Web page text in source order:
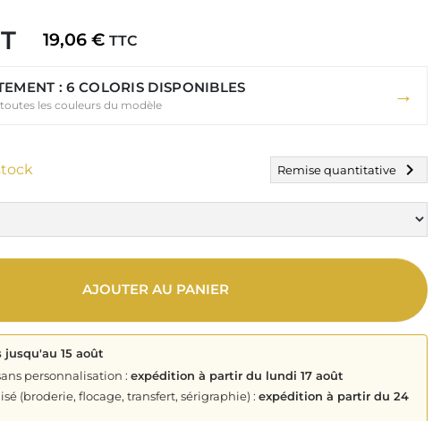
19,06 € TTC
: 6 COLORIS DISPONIBLES
les couleurs du modèle →
Remise quantitative chevron_right
AJOUTER AU PANIER
15 août
personnalisation : expédition à partir du lundi 17 août
(broderie, flocage, transfert, sérigraphie) : expédition à partir du 24